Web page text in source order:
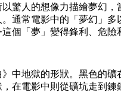
驚人的想像力描繪夢幻
通常電影中的「夢幻」
個「夢」變得鋒利、危險
中地獄的形狀。黑色的
在電影中則從礦坑走到